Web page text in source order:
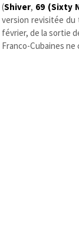
(Shiver, 69 (Sixty
version revisitée du
février, de la sortie
Franco-Cubaines